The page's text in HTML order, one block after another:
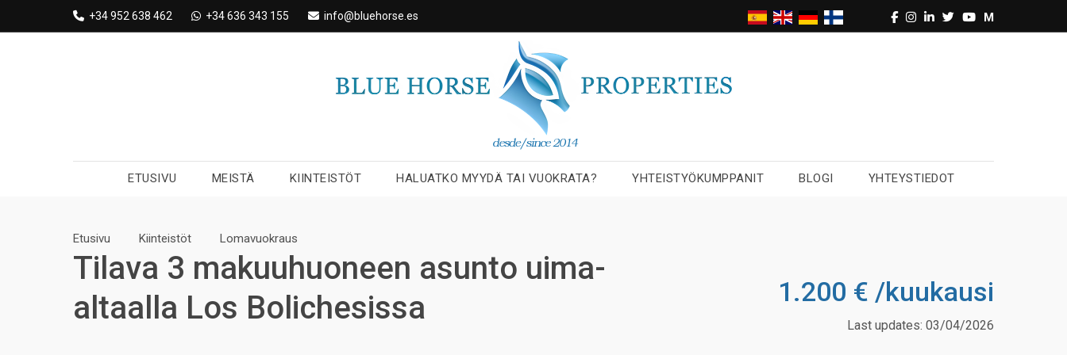
to
+34 952 638 462 +34 636 343 155 info@bluehorse.es M
ETUSIVU MEISTÄ KIINTEISTÖT HALUATKO MYYDÄ TAI VUOKRATA? YHTEISTYÖKUMPPANIT BLOGI YHTEYSTIEDOT
Etusivu Kiinteistöt Lomavuokraus
Tilava 3 makuuhuoneen asunto uima-
altaalla Los Bolichesissa
1.200 € /kuukausi
Last updates: 03/04/2026